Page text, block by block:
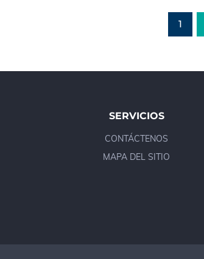
1
SERVICIOS
CONTÁCTENOS
MAPA DEL SITIO